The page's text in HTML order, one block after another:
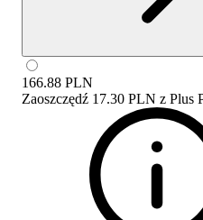
166.88 PLN
Zaoszczędź 17.30 PLN z Plus